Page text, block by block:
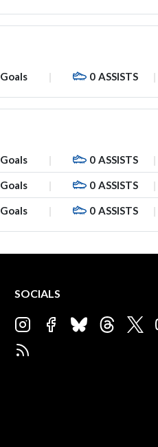
Goals 0 ASSISTS
Goals 0 ASSISTS
Goals 0 ASSISTS
Goals 0 ASSISTS
SOCIALS